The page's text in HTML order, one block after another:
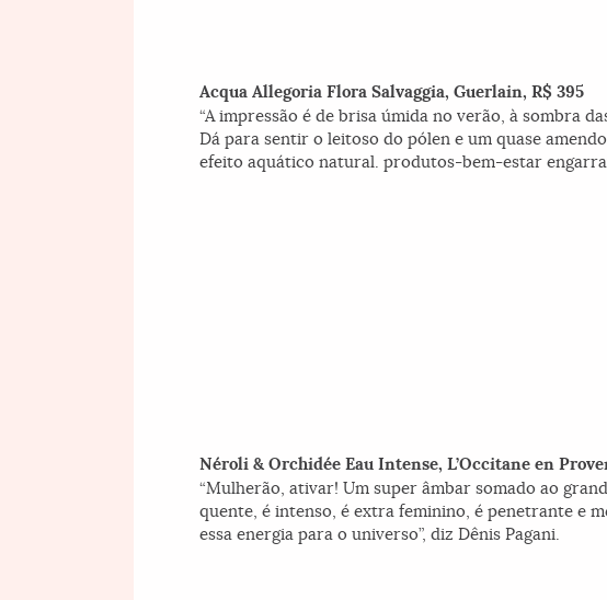
Acqua Allegoria Flora Salvaggia, Guerlain, R$ 395
“A impressão é de brisa úmida no verão, à sombra
Dá para sentir o leitoso do pólen e um quase
efeito aquático natural. produtos-bem-estar
Néroli & Orchidée Eau Intense, L’Occitane en
“Mulherão, ativar! Um super âmbar somado ao
quente, é intenso, é extra feminino, é penetrante e
essa energia para o universo”, diz Dênis Pagani.